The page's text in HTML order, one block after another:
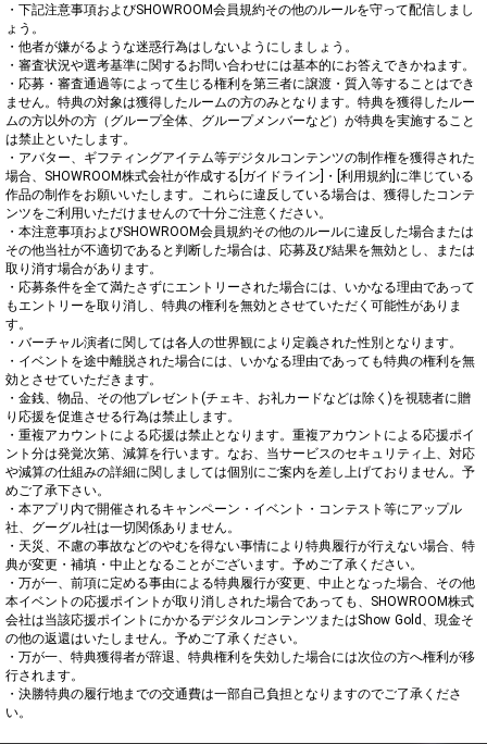
・下記注意事項およびSHOWROOM会員規約その他のルールを守って配信しまし
ょう。
・他者が嫌がるような迷惑行為はしないようにしましょう。
・審査状況や選考基準に関するお問い合わせには基本的にお答えできかねます。
・応募・審査通過等によって生じる権利を第三者に譲渡・質入等することはでき
ません。特典の対象は獲得したルームの方のみとなります。特典を獲得したルー
ムの方以外の方（グループ全体、グループメンバーなど）が特典を実施すること
は禁止といたします。
・アバター、ギフティングアイテム等デジタルコンテンツの制作権を獲得された
場合、SHOWROOM株式会社が作成する[ガイドライン]・[利用規約]に準じている
作品の制作をお願いいたします。これらに違反している場合は、獲得したコンテ
ンツをご利用いただけませんので十分ご注意ください。
・本注意事項およびSHOWROOM会員規約その他のルールに違反した場合または
その他当社が不適切であると判断した場合は、応募及び結果を無効とし、または
取り消す場合があります。
・応募条件を全て満たさずにエントリーされた場合には、いかなる理由であって
もエントリーを取り消し、特典の権利を無効とさせていただく可能性がありま
す。
・バーチャル演者に関しては各人の世界観により定義された性別となります。
・イベントを途中離脱された場合には、いかなる理由であっても特典の権利を無
効とさせていただきます。
・金銭、物品、その他プレゼント(チェキ、お礼カードなどは除く)を視聴者に贈
り応援を促進させる行為は禁止します。
・重複アカウントによる応援は禁止となります。重複アカウントによる応援ポイ
ント分は発覚次第、減算を行います。なお、当サービスのセキュリティ上、対応
や減算の仕組みの詳細に関しましては個別にご案内を差し上げておりません。予
めご了承下さい。
・本アプリ内で開催されるキャンペーン・イベント・コンテスト等にアップル
社、グーグル社は一切関係ありません。
・天災、不慮の事故などのやむを得ない事情により特典履行が行えない場合、特
典が変更・補填・中止となることがございます。予めご了承ください。
・万が一、前項に定める事由による特典履行が変更、中止となった場合、その他
本イベントの応援ポイントが取り消しされた場合であっても、SHOWROOM株式
会社は当該応援ポイントにかかるデジタルコンテンツまたはShow Gold、現金そ
の他の返還はいたしません。予めご了承ください。
・万が一、特典獲得者が辞退、特典権利を失効した場合には次位の方へ権利が移
行されます。
・決勝特典の履行地までの交通費は一部自己負担となりますのでご了承くださ
い。